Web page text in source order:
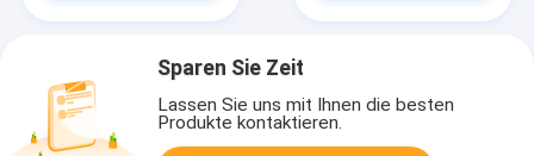
Sparen Sie Zeit
Lassen Sie uns mit Ihnen die besten
Produkte kontaktieren.